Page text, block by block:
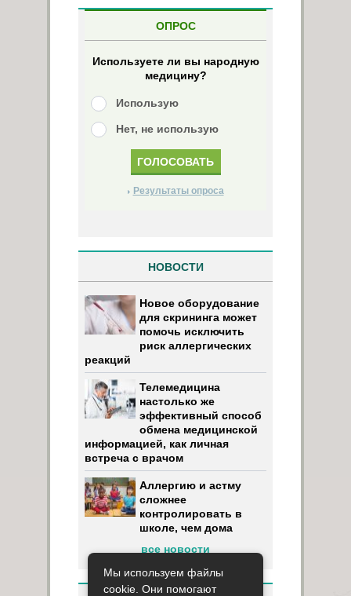
ОПРОС
Используете ли вы народную
медицину?
Использую
Нет, не использую
Результаты опроса
НОВОСТИ
Новое оборудование
для скрининга может
помочь исключить
риск аллергических
реакций
Телемедицина
настолько же
эффективный способ
обмена медицинской
информацией, как личная
встреча с врачом
Аллергию и астму
сложнее
контролировать в
школе, чем дома
все новости
Мы используем файлы
cookie. Они помогают